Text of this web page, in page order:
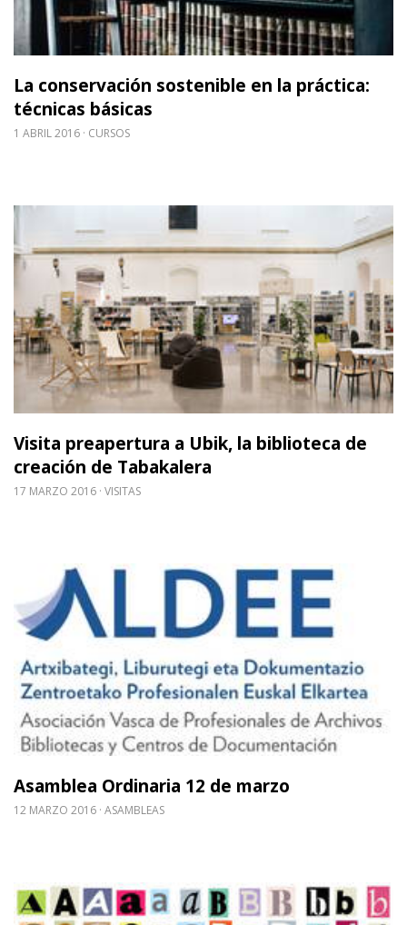
La conservación sostenible en la práctica:
técnicas básicas
1 ABRIL 2016 CURSOS
Visita preapertura a Ubik, la biblioteca de
creación de Tabakalera
17 MARZO 2016 VISITAS
Leer m�s sobre Visita preapertura a Ubik, la
Asamblea Ordinaria 12 de marzo
12 MARZO 2016 ASAMBLEAS
Leer m�s sobre Asamblea Ordinaria 12 de marzo
Leer m�s sobre Curso Lectura Fácil